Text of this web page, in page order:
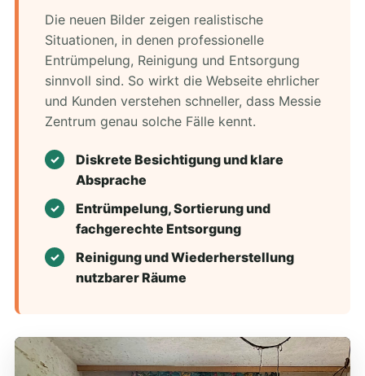
Die neuen Bilder zeigen realistische
Situationen, in denen professionelle
Entrümpelung, Reinigung und Entsorgung
sinnvoll sind. So wirkt die Webseite ehrlicher
und Kunden verstehen schneller, dass Messie
Zentrum genau solche Fälle kennt.
Diskrete Besichtigung und klare
Absprache
Entrümpelung, Sortierung und
fachgerechte Entsorgung
Reinigung und Wiederherstellung
nutzbarer Räume